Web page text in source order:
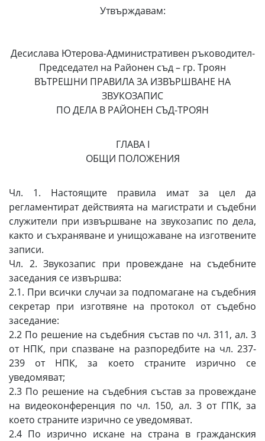
Утвърждавам:
Десислава Ютерова-Административен ръководител-
Председател на Районен съд – гр. Троян
ВЪТРЕШНИ ПРАВИЛА ЗА ИЗВЪРШВАНЕ НА
ЗВУКОЗАПИС
ПО ДЕЛА В РАЙОНЕН СЪД-ТРОЯН
ГЛАВА I
ОБЩИ ПОЛОЖЕНИЯ
Чл. 1. Настоящите правила имат за цел да
регламентират действията на магистрати и съдебни
служители при извършване на звукозапис по дела,
както и съхраняване и унищожаване на изготвените
записи.
Чл. 2. Звукозапис при провеждане на съдебните
заседания се извършва:
2.1. При всички случаи за подпомагане на съдебния
секретар при изготвяне на протокол от съдебно
заседание:
2.2 По решение на съдебния състав по чл. 311, ал. 3
от НПК, при спазване на разпоредбите на чл. 237-
239 от НПК, за което страните изрично се
уведомяват;
2.3 По решение на съдебния състав за провеждане
на видеоконференция по чл. 150, ал. 3 от ГПК, за
което страните изрично се уведомяват.
2.4 По изрично искане на страна в гражданския